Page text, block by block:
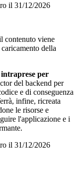
il 31/12/2026
contenuto viene
della
per
del backend per
e di conseguenza
infine, ricreata
le risorse e
l'applicazione e i
il 31/12/2026